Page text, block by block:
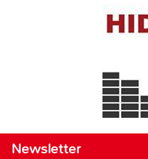
Newsletter